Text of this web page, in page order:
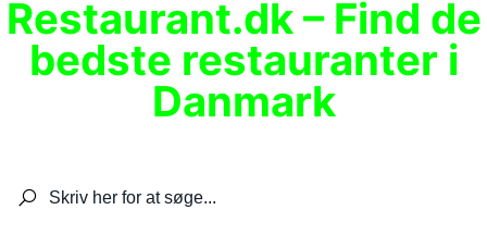
Restaurant.dk – Find de
bedste restauranter i
Danmark